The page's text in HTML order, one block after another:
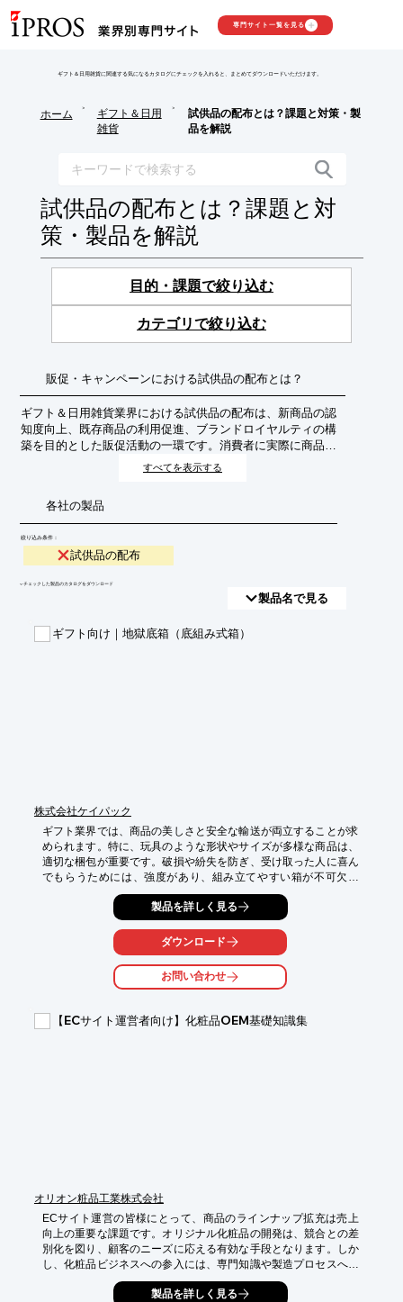
専門サイト一覧を見る
ギフト＆日用雑貨に関連する気になるカタログにチェックを入れると、まとめてダウンロードいただけます。
ホーム
>
ギフト＆日用
雑貨
>
試供品の配布とは？課題と対策・製
品を解説
試供品の配布とは？課題と対
策・製品を解説
目的・課題で絞り込む
カテゴリで絞り込む
販促・キャンペーンにおける試供品の配布とは？
ギフト＆日用雑貨業界における試供品の配布は、新商品の認
知度向上、既存商品の利用促進、ブランドロイヤルティの構
築を目的とした販促活動の一環です。消費者に実際に商品を
体験してもらうことで、購買意欲を高め、販売促進に繋げま
すべてを表示する
各社の製品
絞り込み条件：
試供品の配布
​▼チェックした製品のカタログをダウンロード
製品名で見る
ギフト向け｜地獄底箱（底組み式箱）
株式会社ケイパック
ギフト業界では、商品の美しさと安全な輸送が両立することが求
められます。特に、玩具のような形状やサイズが多様な商品は、
適切な梱包が重要です。破損や紛失を防ぎ、受け取った人に喜ん
でもらうためには、強度があり、組み立てやすい箱が不可欠で
す。地獄底箱は、一度組んだら離れない堅牢な底面構造で、大切
な玩具をしっかりと保護します。
【活用シーン】
・おもちゃのギフト梱包
・キャラクターグッズの発送
・ノベルティグッズの梱包
・商品の安全な輸送
製品を詳しく見る
ダウンロード
お問い合わせ
【ECサイト運営者向け】化粧品OEM基礎知識集
オリオン粧品工業株式会社
ECサイト運営の皆様にとって、商品のラインナップ拡充は売上
向上の重要な課題です。オリジナル化粧品の開発は、競合との差
別化を図り、顧客のニーズに応える有効な手段となります。しか
し、化粧品ビジネスへの参入には、専門知識や製造プロセスへの
理解が必要不可欠です。当資料は、化粧品OEMの基礎知識をわか
りやすく解説し、ECサイト運営者の皆様がスムーズにオリジナ
製品を詳しく見る